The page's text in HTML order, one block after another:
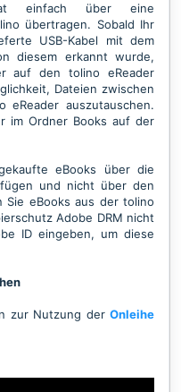
einfach über eine
übertragen. Sobald Ihr
USB-Kabel mit dem
diesem erkannt wurde,
auf den tolino eReader
Dateien zwischen
eReader auszutauschen.
im Ordner Books auf der
eBooks über die
und nicht über den
Sie eBooks aus der tolino
Adobe DRM nicht
ID eingeben, um diese
zur Nutzung der Onleihe